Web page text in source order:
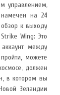
управлением,
на 24
к выходу
Wing: Это
между
можете
должен
в котором вы
Зеландии